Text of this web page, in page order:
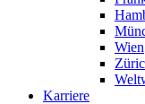
Wien
Karriere